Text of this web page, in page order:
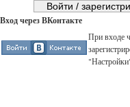
Вход через ВКонтакте
При входе